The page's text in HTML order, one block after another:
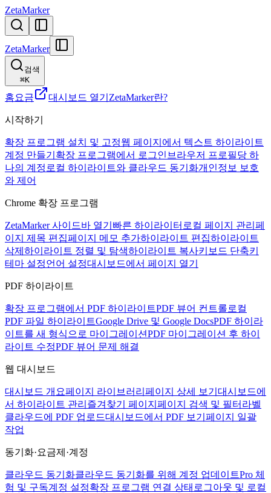
ZetaMarker
ZetaMarker
검색
⌘K
홈요금 대시보드 열기 ZetaMarker란?
시작하기
확장 프로그램 설치 및 고정웹 페이지에서 텍스트 하이라이트
계정 만들기 확장 프로그램에서 로그인 브라우저 프로필당 하
나의 계정 로컬 하이라이트와 클라우드 동기화개인정보 보호
와 제어
Chrome 확장 프로그램
ZetaMarker 사이드바 열기 빠른 하이라이터 로컬 페이지 관리 페
이지 제목 편집페이지 메모 추가하이라이트 편집하이라이트
삭제 하이라이트 정렬 및 탐색하이라이트 복사키보드 단축키
테마 설정언어 설정대시보드에서 페이지 열기
PDF 하이라이트
확장 프로그램에서 PDF 하이라이트PDF 뷰어 컨트롤로컬
PDF 파일 하이라이트Google Drive 및 Google DocsPDF 하이라
이트를 새 형식으로 마이그레이션PDF 마이그레이션 후 하이
라이트 수정PDF 뷰어 문제 해결
웹 대시보드
대시보드 개요페이지 라이브러리 페이지 상세 보기 대시보드에
서 하이라이트 관리 즐겨찾기 페이지 페이지 검색 및 필터 라벨
클라우드에 PDF 업로드대시보드에서 PDF 보기 페이지 일괄
작업
동기화·요금제·계정
클라우드 동기화클라우드 동기화를 위해 계정 업데이트Pro 체
험 및 구독계정 설정확장 프로그램 연결 상태 로그아웃 및 로컬